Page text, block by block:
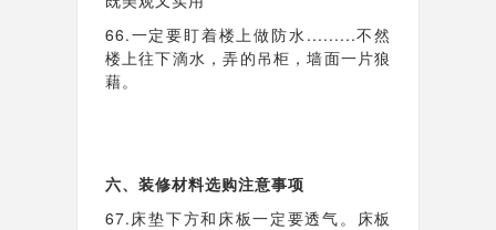
66.一定要盯着楼上做防水.........不然
楼上往下滴水，弄的吊柜，墙面一片狼
藉。
六、装修材料选购注意事项
67.床垫下方和床板一定要透气。床板